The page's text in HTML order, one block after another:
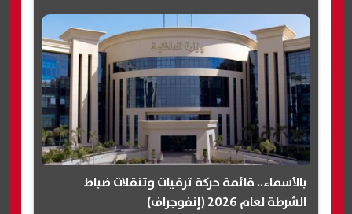
بالأسماء.. قائمة حركة ترقيات وتنقلات ضباط
الشرطة لعام 2026 (إنفوجراف)